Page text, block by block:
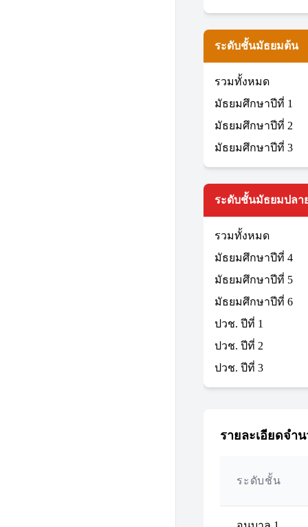
ระดับชั้นมัธยมต้น
รวมทั้งหมด
มัธยมศึกษาปีที่ 1
มัธยมศึกษาปีที่ 2
มัธยมศึกษาปีที่ 3
ระดับชั้นมัธยมปลา
รวมทั้งหมด
มัธยมศึกษาปีที่ 4
มัธยมศึกษาปีที่ 5
มัธยมศึกษาปีที่ 6
ปวช. ปีที่ 1
ปวช. ปีที่ 2
ปวช. ปีที่ 3
รายละเอียดจำ
ระดับชั้น